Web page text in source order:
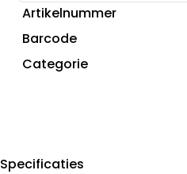
Artikelnummer
Barcode
Categorie
Specificaties